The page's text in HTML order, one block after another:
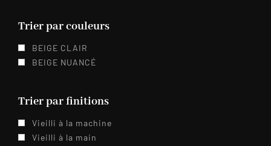
Trier par couleurs
BEIGE CLAIR
BEIGE NUANCÉ
Trier par finitions
Vieilli à la machine
Vieilli à la main